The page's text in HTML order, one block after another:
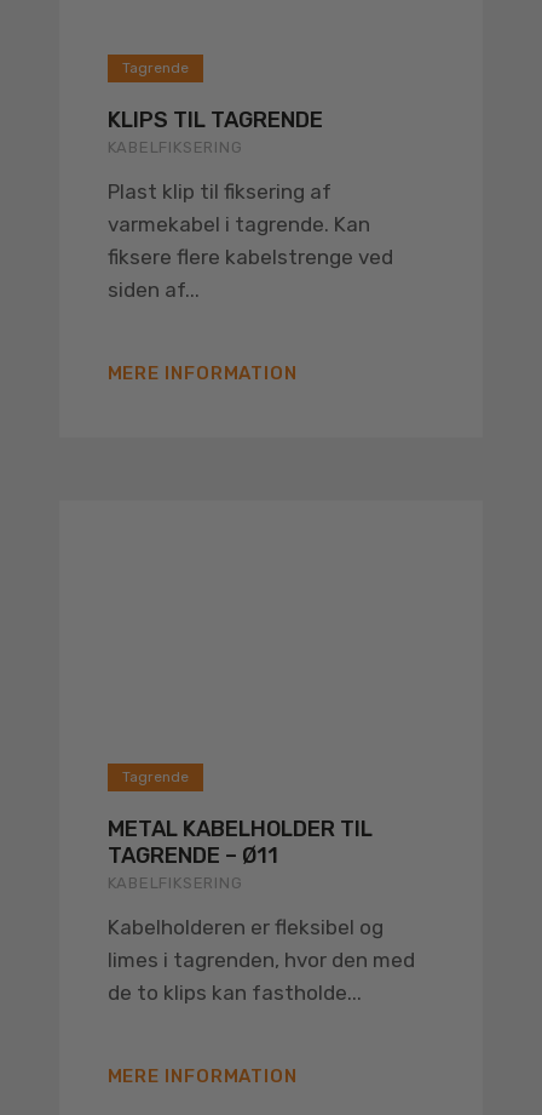
Tagrende
KLIPS TIL TAGRENDE
KABELFIKSERING
Plast klip til fiksering af
varmekabel i tagrende. Kan
fiksere flere kabelstrenge ved
siden af...
MERE INFORMATION
Tagrende
METAL KABELHOLDER TIL
TAGRENDE – Ø11
KABELFIKSERING
Kabelholderen er fleksibel og
limes i tagrenden, hvor den med
de to klips kan fastholde...
MERE INFORMATION